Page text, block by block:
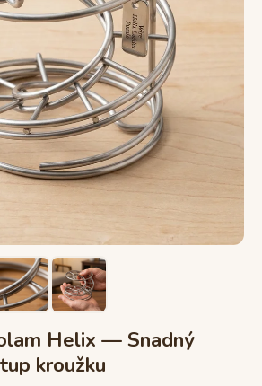
Helix — Snadný
kroužku